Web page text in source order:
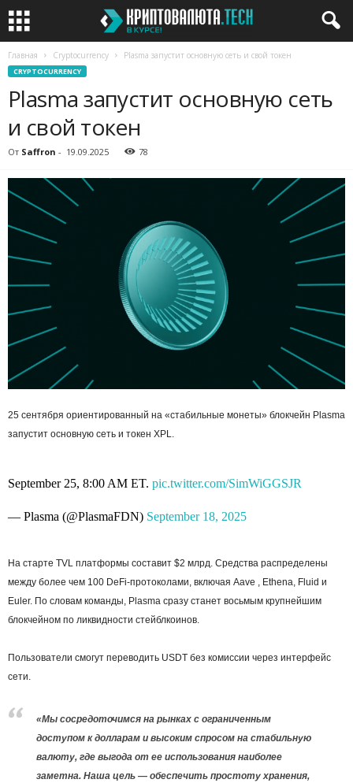
Главная Cryptocurrency Plasma запустит основную сеть и свой токен
CRYPTOCURRENCY
Plasma запустит основную сеть
и свой токен
От Saffron - 19.09.2025 78
25 сентября ориентированный на «стабильные монеты» блокчейн Plasma
запустит основную сеть и токен XPL.
September 25, 8:00 AM ET. pic.twitter.com/SimWiGGSJR
— Plasma (@PlasmaFDN) September 18, 2025
На старте TVL платформы составит $2 млрд. Средства распределены
между более чем 100 DeFi-протоколами, включая Aave , Ethena, Fluid и
Euler. По словам команды, Plasma сразу станет восьмым крупнейшим
блокчейном по ликвидности стейблкоинов.
Пользователи смогут переводить USDT без комиссии через интерфейс
сети.
«Мы сосредоточимся на рынках с ограниченным
доступом к долларам и высоким спросом на стабильную
валюту, где выгода от ее использования наиболее
заметна. Наша цель — обеспечить простоту хранения,